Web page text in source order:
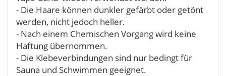
- Die Haare können dunkler gefärbt oder getönt
werden, nicht jedoch heller.
- Nach einem Chemischen Vorgang wird keine
Haftung übernommen.
- Die Klebeverbindungen sind nur bedingt für
Sauna und Schwimmen geeignet.